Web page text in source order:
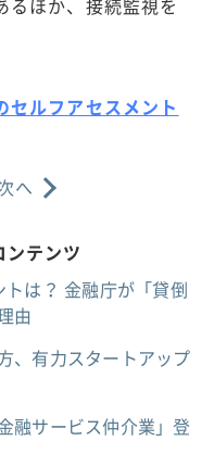
セルフアセスメント
へ
ンテンツ
は？ 金融庁が「貸倒
由
、有力スタートアップ
融サービス仲介業」登